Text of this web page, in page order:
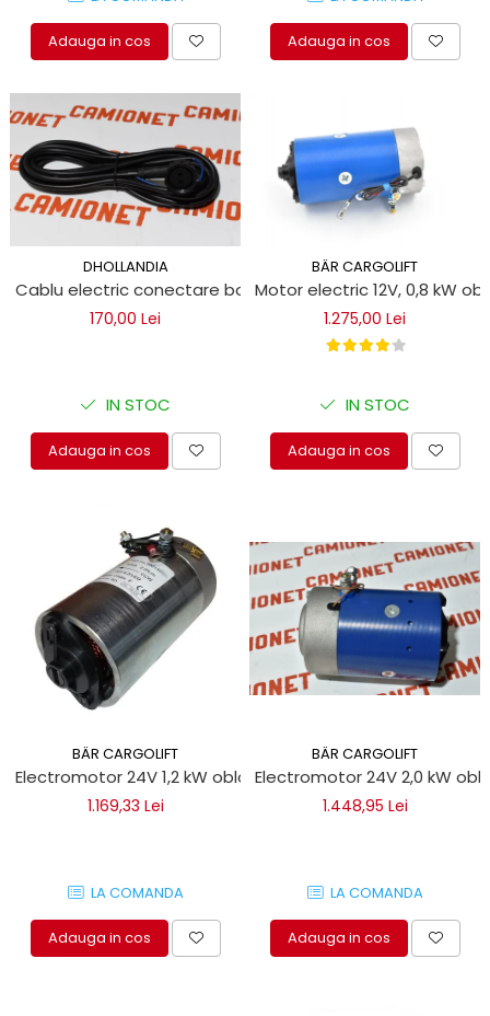
Adauga in cos Adauga in cos
DHOLLANDIA
Cablu electric conectare bobina DHOLLANDIA
170,00 Lei
IN STOC
Adauga in cos
BÄR CARGOLIFT
Motor electric 12V, 0,8 kW
1.275,00 Lei
IN STOC
Adauga in cos
BÄR CARGOLIFT
Electromotor 24V 1,2 kW obloane hidraulice Bar Cargolift
1.169,33 Lei
LA COMANDA
Adauga in cos
BÄR CARGOLIFT
1.448,95 Lei
LA COMANDA
Adauga in cos